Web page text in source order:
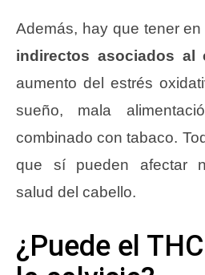
Además, hay que tener
indirectos asociados al
aumento del estrés
sueño, mala
combinado con tabaco.
que sí pueden afectar
salud del cabello.
¿Puede el